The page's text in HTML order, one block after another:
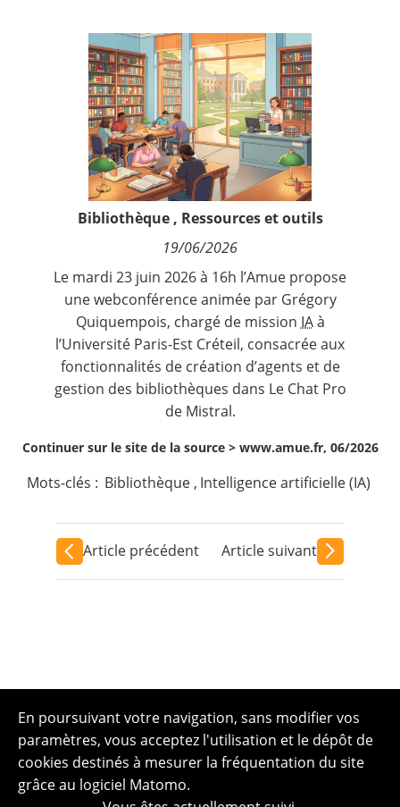
Nous suivre
Bibliothèque, Ressources et outils
19/06/2026
Le mardi 23 juin 2026 à 16h l’Amue propose
une webconférence animée par Grégory
Quiquempois, chargé de mission IAà
l’Université Paris-Est Créteil, consacrée aux
fonctionnalités de création d’agents et de
gestion des bibliothèques dans Le Chat Pro
de Mistral.
Continuer sur le site de la source > www.amue.fr, 06/2026
Mots-clés : Bibliothèque , Intelligence artificielle (IA)
Article précédent Article suivant
En poursuivant votre navigation, sans modifier vos
paramètres, vous acceptez l'utilisation et le dépôt de
cookies destinés à mesurer la fréquentation du site
grâce au logiciel Matomo.